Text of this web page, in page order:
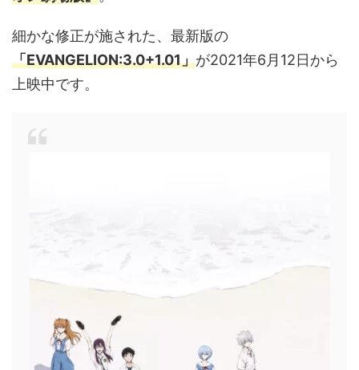
細かな修正が施された、最新版の
「EVANGELION:3.0+1.01」が2021年6月12日から
上映中です。